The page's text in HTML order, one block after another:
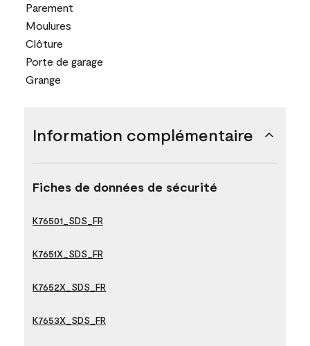
Parement
Moulures
Clôture
Porte de garage
Grange
Information complémentaire
Fiches de données de sécurité
K76501_SDS_FR
K7651X_SDS_FR
K7652X_SDS_FR
K7653X_SDS_FR